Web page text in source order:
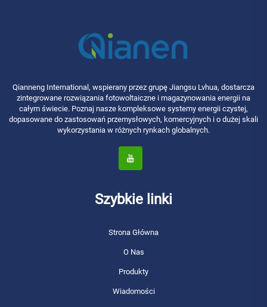
Qianneng International, wspierany przez grupę Jiangsu Lvhua, dostarcza
zintegrowane rozwiązania fotowoltaiczne i magazynowania energii na
całym świecie. Poznaj nasze kompleksowe systemy energii czystej,
dopasowane do zastosowań przemysłowych, komercyjnych i o dużej skali
wykorzystania w różnych rynkach globalnych.
Szybkie linki
Strona Główna
O Nas
Produkty
Wiadomości